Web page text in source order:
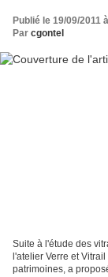
Publié le 19/09/2011
Par cgontel
Suite à l'étude des
l'atelier Verre et
patrimoines, a